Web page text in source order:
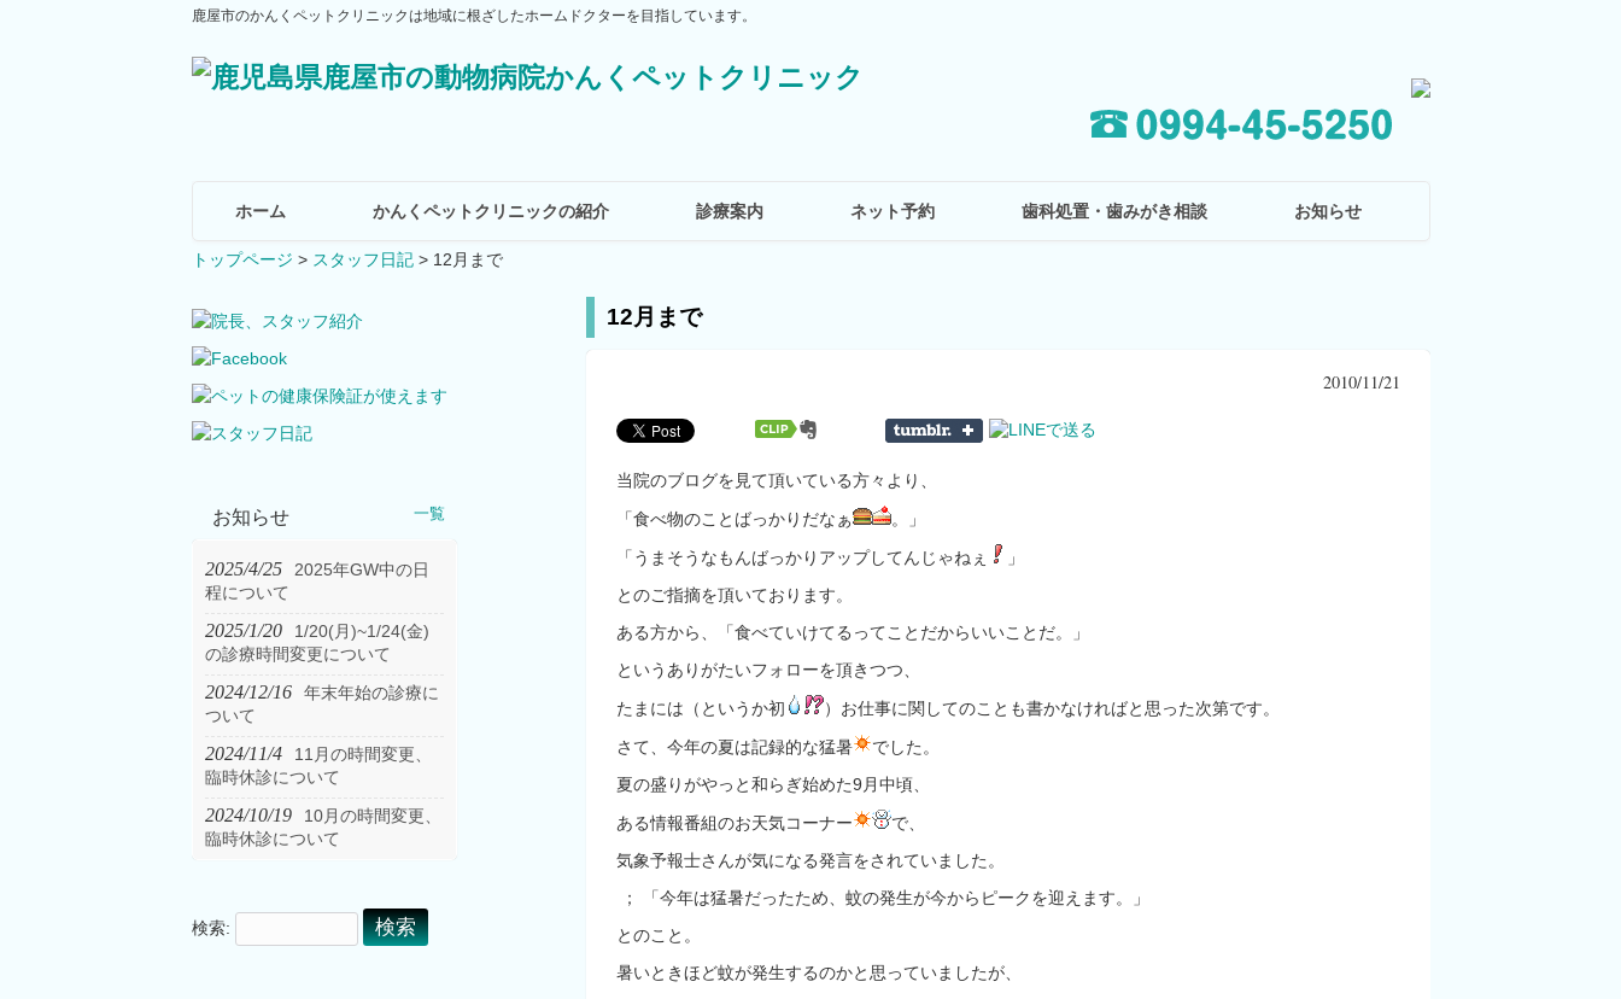
鹿屋市のかんくペットクリニックは地域に根ざしたホームドクターを目指しています。
ホーム かんくペットクリニックの紹介 診療案内 ネット予約 歯科処置・歯みがき相談 お知らせ
トップページ > スタッフ日記> 12月まで
12月まで
2010/11/21
当院のブログを見て頂いている方々より、
「食べ物のことばっかりだなぁ
。」
「うまそうなもんばっかりアップしてんじゃねぇ
」
とのご指摘を頂いております。
ある方から、「食べていけてるってことだからいいことだ。」
というありがたいフォローを頂きつつ、
たまには（というか初
）お仕事に関してのことも書かなければと思った次第です。
さて、今年の夏は記録的な猛暑
でした。
夏の盛りがやっと和らぎ始めた9月中頃、
ある情報番組のお天気コーナー
で、
気象予報士さんが気になる発言をされていました。
； 「今年は猛暑だったため、蚊の発生が今からピークを迎えます。」
とのこと。
暑いときほど蚊が発生するのかと思っていましたが、
お知らせ 一覧
2025/4/25
2025年GW中の日
程について
2025/1/20
1/20(月)~1/24(金)
の診療時間変更について
2024/12/16
年末年始の診療に
ついて
2024/11/4
11月の時間変更、
臨時休診について
2024/10/19
10月の時間変更、
臨時休診について
検索: